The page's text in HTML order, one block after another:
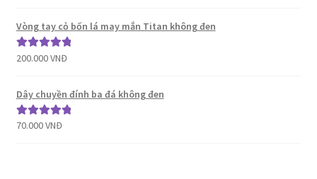
sao
Vòng tay cỏ bốn lá may mắn Titan không đen
Được xếp
sao
200.000VNĐ
Dây chuyền đính ba đá không đen
Được xếp
70.000VNĐ